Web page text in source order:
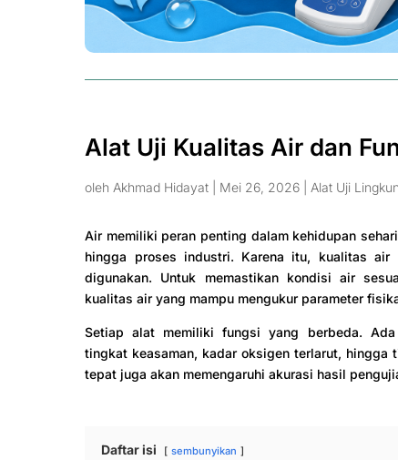
Alat Uji Kualitas Air dan
oleh Akhmad Hidayat Mei 26, 2026 Alat Uji
Air memiliki peran penting dalam kehidupan
hingga proses industri. Karena itu, kualitas
digunakan. Untuk memastikan kondisi air
kualitas air yang mampu mengukur parameter
Setiap alat memiliki fungsi yang berbeda. Ada
tingkat keasaman, kadar oksigen terlarut, hingga
tepat juga akan memengaruhi akurasi hasil
Daftar isi sembunyikan